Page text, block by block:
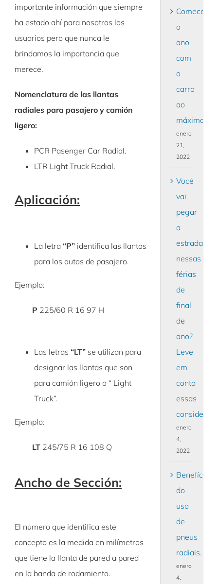
importante información que siempre
ha estado ahí para nosotros los
usuarios pero que nunca le
brindamos la importancia que
merece.
Nomenclatura de las llantas
radiales para pasajero y camión
ligero:
PCR Pasenger Car Radial.
LTR Light Truck Radial.
Aplicación:
La letra “P” identifica las llantas
para los autos de pasajero.
Ejemplo:
P 225/60 R 16 97 H
Las letras “LT” se utilizan para
designar las llantas que son
para camión ligero o “ Light
Truck”.
Ejemplo:
LT 245/75 R 16 108 Q
Ancho de Sección:
El número que identifica este
concepto es la medida en milímetros
que tiene la llanta de pared a pared
en la banda de rodamiento.
Comece
o
ano
com
o
carro
ao
máximo!
enero
21,
2022
Você
vai
pegar
a
estrada
nessas
férias
de
final
de
ano?
Leve
em
conta
essas
enero
4,
2022
Benefícios
do
uso
de
pneus
radiais.
enero
4,